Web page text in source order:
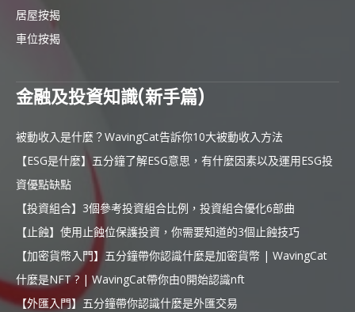
居屋按揭
車位按揭
金融及投資知識(新手篇)
被動收入是什麼？WavingCat告訴你10大被動收入方法
【ESG是什麼】五分鐘了解ESG意思，有什麼因素以及運用ESG投
資優點缺點
【投資組合】3個參考投資組合比例，投資組合優化6部曲
【止蝕】使用止蝕位保護投資，你需要知道的3個止蝕技巧
【加密貨幣入門】五分鐘帶你認識什麼是加密貨幣 | WavingCat
什麼是NFT ? | WavingCat帶你由0開始認識nft
【外匯入門】五分鐘帶你認識什麼是外匯交易